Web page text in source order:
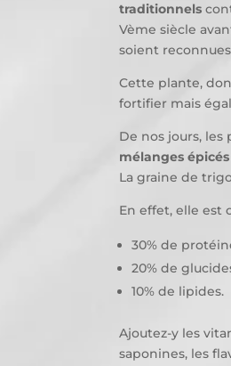
traditionnels
Vème siècle
soient
Cette plante,
fortifier mais
De nos jours,
mélanges épicés
La graine de
En effet, elle est
30% de
20% de
10% de lipides.
Ajoutez-y les
saponines, les